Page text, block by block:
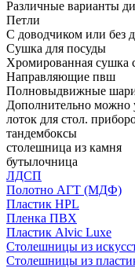
Различные варианты
Петли
С доводчиком или без
Сушка для посуды
Хромированная сушка
Направляющие пвш
Полновыдвижные
Дополнительно можно
лоток для стол.
тандембоксы
столешница из камня
бутылочница
ЛДСП
Полотно АГТ (МДФ)
Пластик HPL
Пленка ПВХ
Пластик Alvic Luxe
Столешницы из
Столешницы из